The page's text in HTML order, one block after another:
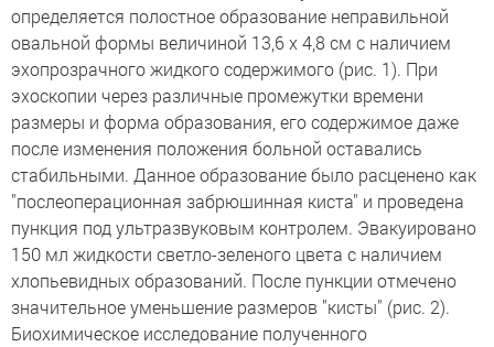
определяется полостное образование неправильной
овальной формы величиной 13,6 x 4,8 см с наличием
эхопрозрачного жидкого содержимого (рис. 1). При
эхоскопии через различные промежутки времени
размеры и форма образования, его содержимое даже
после изменения положения больной оставались
стабильными. Данное образование было расценено как
"послеоперационная забрюшинная киста" и проведена
пункция под ультразвуковым контролем. Эвакуировано
150 мл жидкости светло-зеленого цвета с наличием
хлопьевидных образований. После пункции отмечено
значительное уменьшение размеров "кисты" (рис. 2).
Биохимическое исследование полученного